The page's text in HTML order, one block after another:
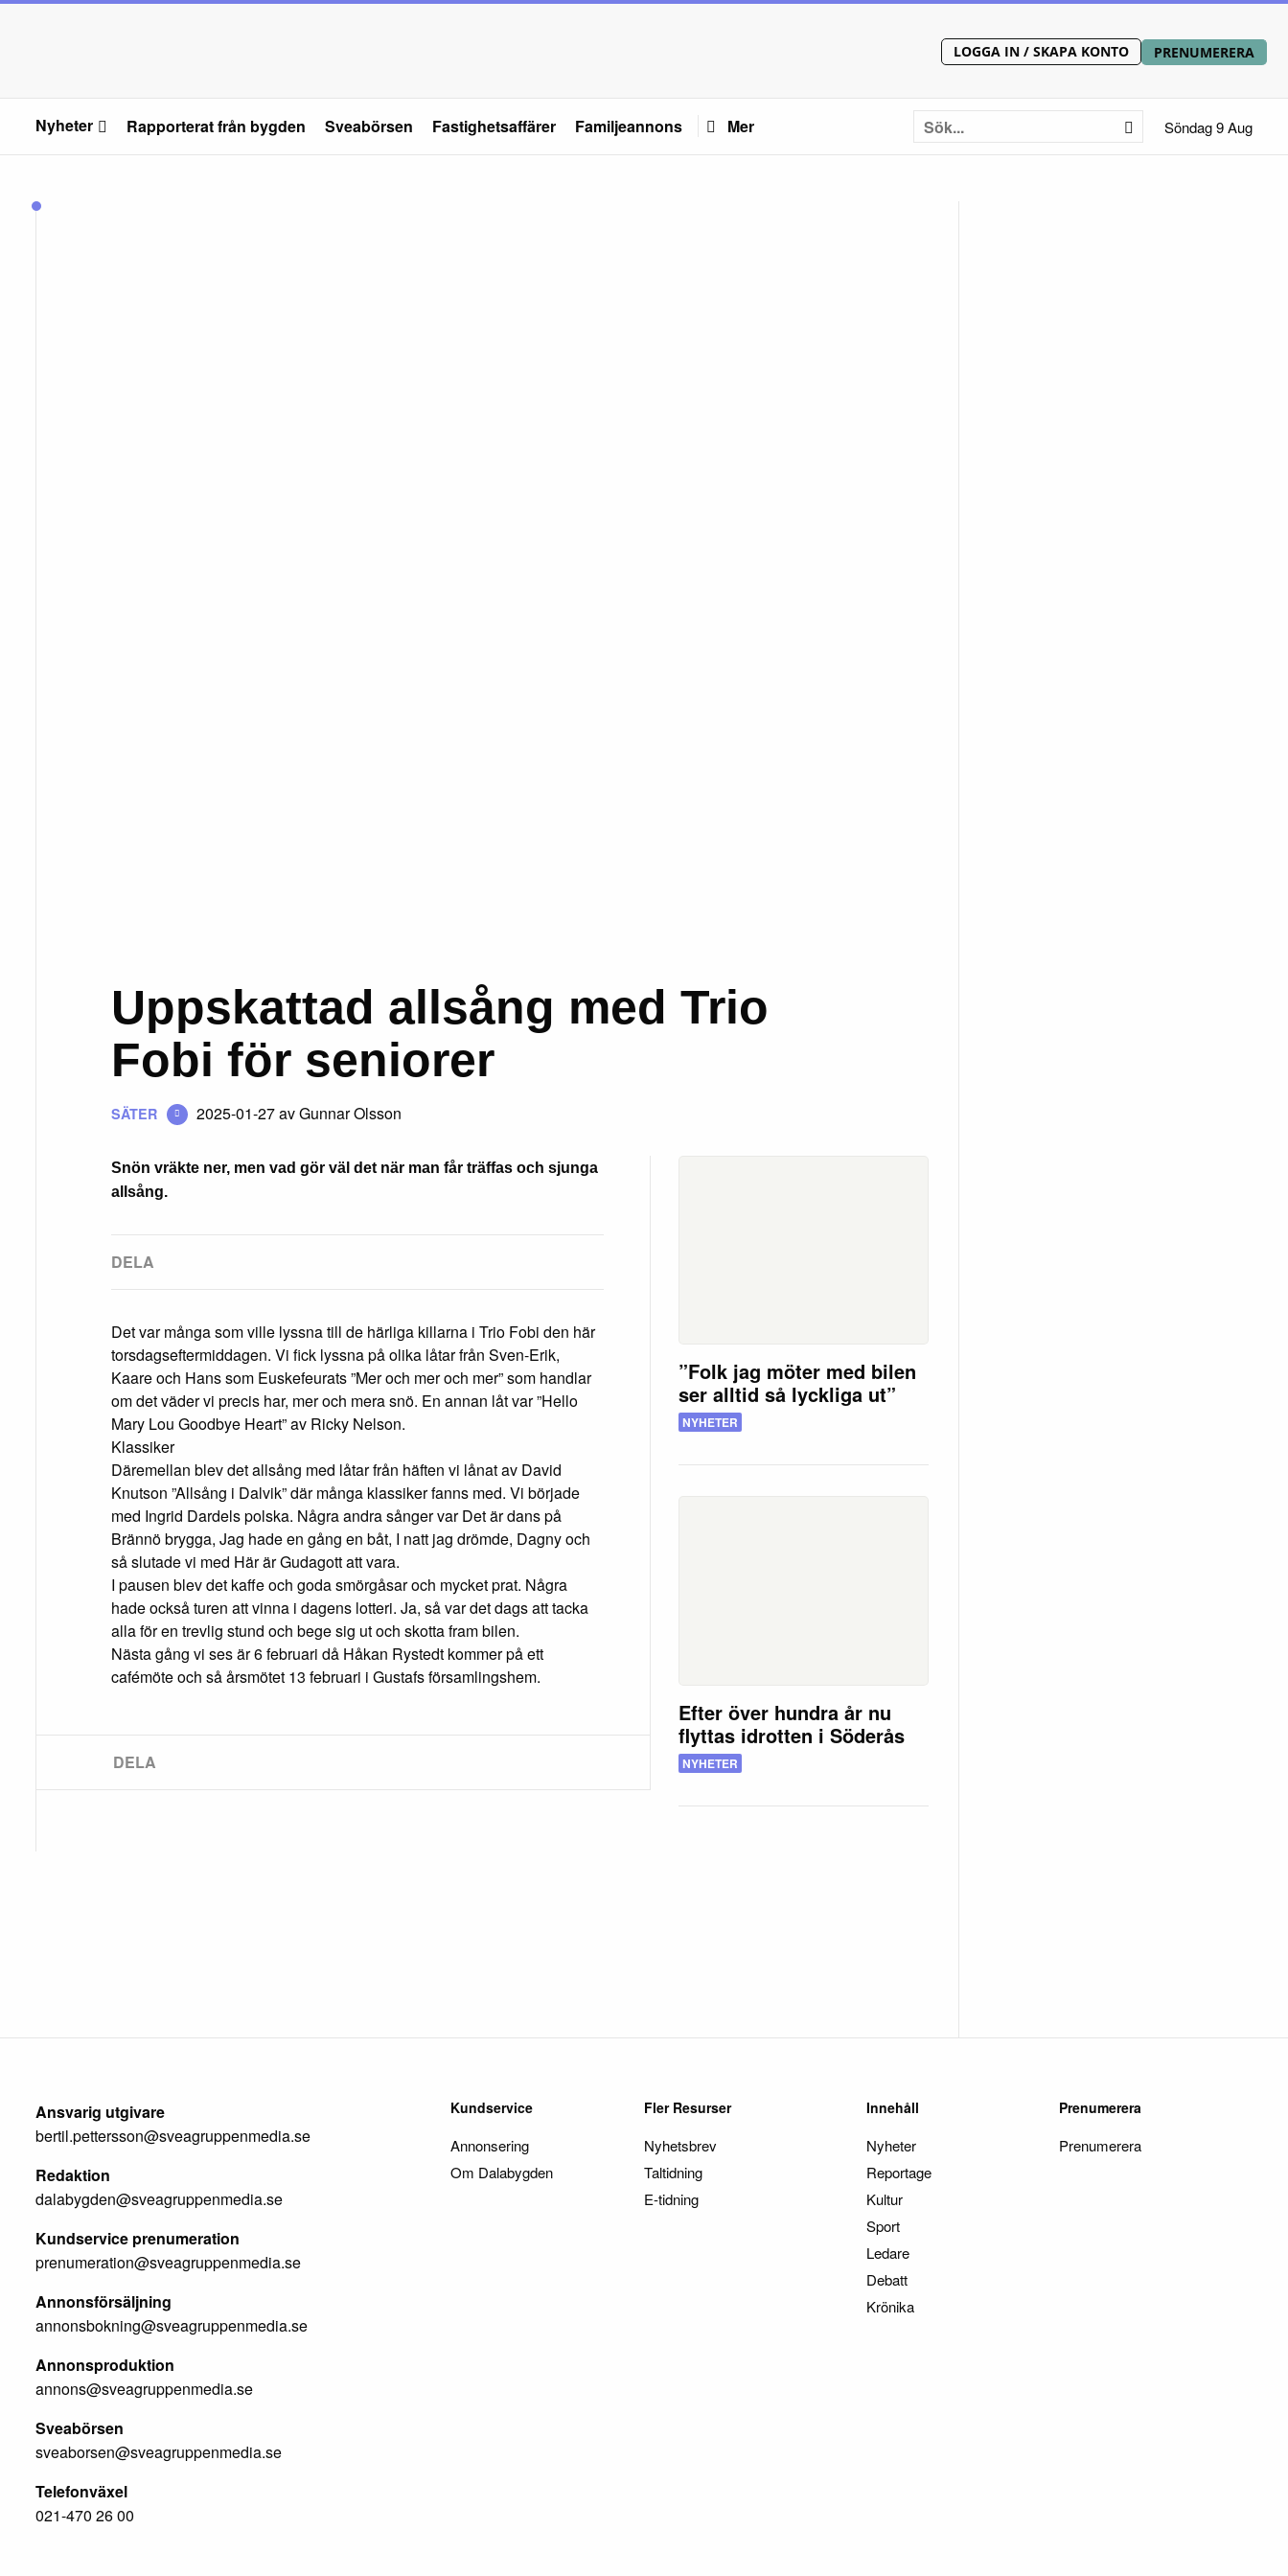
LOGGA IN / SKAPA KONTO PRENUMERERA
Nyheter Rapporterat från bygden Sveabörsen Fastighetsaffärer Familjeannons Mer Söndag 9 Aug
Uppskattad allsång med Trio
Fobi för seniorer
SÄTER 2025-01-27av Gunnar Olsson
Snön vräkte ner, men vad gör väl det när man får träffas och sjunga
allsång.
Det var många som ville lyssna till de härliga killarna i Trio Fobi den här
torsdagseftermiddagen. Vi fick lyssna på olika låtar från Sven-Erik,
Kaare och Hans som Euskefeurats ”Mer och mer och mer” som handlar
om det väder vi precis har, mer och mera snö. En annan låt var ”Hello
Mary Lou Goodbye Heart” av Ricky Nelson.
Klassiker
Däremellan blev det allsång med låtar från häften vi lånat av David
Knutson ”Allsång i Dalvik” där många klassiker fanns med. Vi började
med Ingrid Dardels polska. Några andra sånger var Det är dans på
Brännö brygga, Jag hade en gång en båt, I natt jag drömde, Dagny och
så slutade vi med Här är Gudagott att vara.
I pausen blev det kaffe och goda smörgåsar och mycket prat. Några
hade också turen att vinna i dagens lotteri. Ja, så var det dags att tacka
alla för en trevlig stund och bege sig ut och skotta fram bilen.
Nästa gång vi ses är 6 februari då Håkan Rystedt kommer på ett
cafémöte och så årsmötet 13 februari i Gustafs församlingshem.
”Folk jag möter med bilen
ser alltid så lyckliga ut”
NYHETER
Efter över hundra år nu
flyttas idrotten i Söderås
NYHETER
Ansvarig utgivare
bertil.pettersson@sveagruppenmedia.se
Redaktion
dalabygden@sveagruppenmedia.se
Kundservice prenumeration
prenumeration@sveagruppenmedia.se
Annonsförsäljning
annonsbokning@sveagruppenmedia.se
Annonsproduktion
annons@sveagruppenmedia.se
Sveabörsen
sveaborsen@sveagruppenmedia.se
Telefonväxel
021-470 26 00
Kundservice
Annonsering
Om Dalabygden
Fler Resurser
Nyhetsbrev
Taltidning
E-tidning
Innehåll
Nyheter
Reportage
Kultur
Sport
Ledare
Debatt
Krönika
Prenumerera
Prenumerera